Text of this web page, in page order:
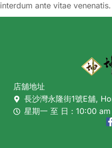
interdum ante vitae
店舖地址
長沙灣永隆街1號E舖,
星期一 至 日 : 10:00